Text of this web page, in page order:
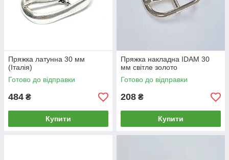
Пряжка латунна 30 мм
(Італія)
Готово до відправки
484 ₴
Купити
Пряжка накладна IDAM 30
мм світле золото
Готово до відправки
208 ₴
Купити